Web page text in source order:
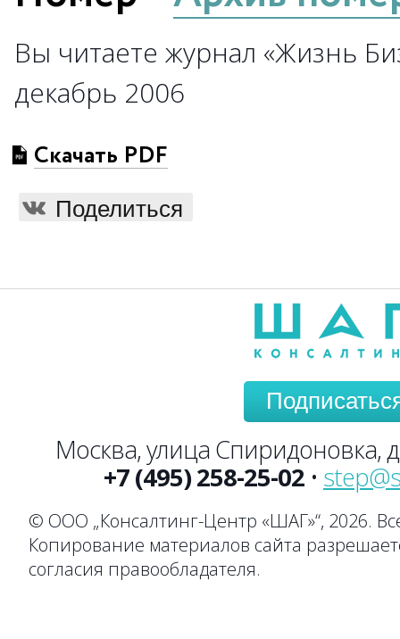
Вы читаете журнал «Жизнь
декабрь 2006
Скачать PDF
Поделиться
Москва, улица Спиридоновка,
+7 (495) 258-25-02 •
© ООО „Консалтинг-Центр «ШАГ»“, 2026.
Копирование материалов сайта
согласия правообладателя.